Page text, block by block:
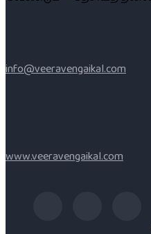
info@veeravengaikal.com
www.veeravengaikal.com